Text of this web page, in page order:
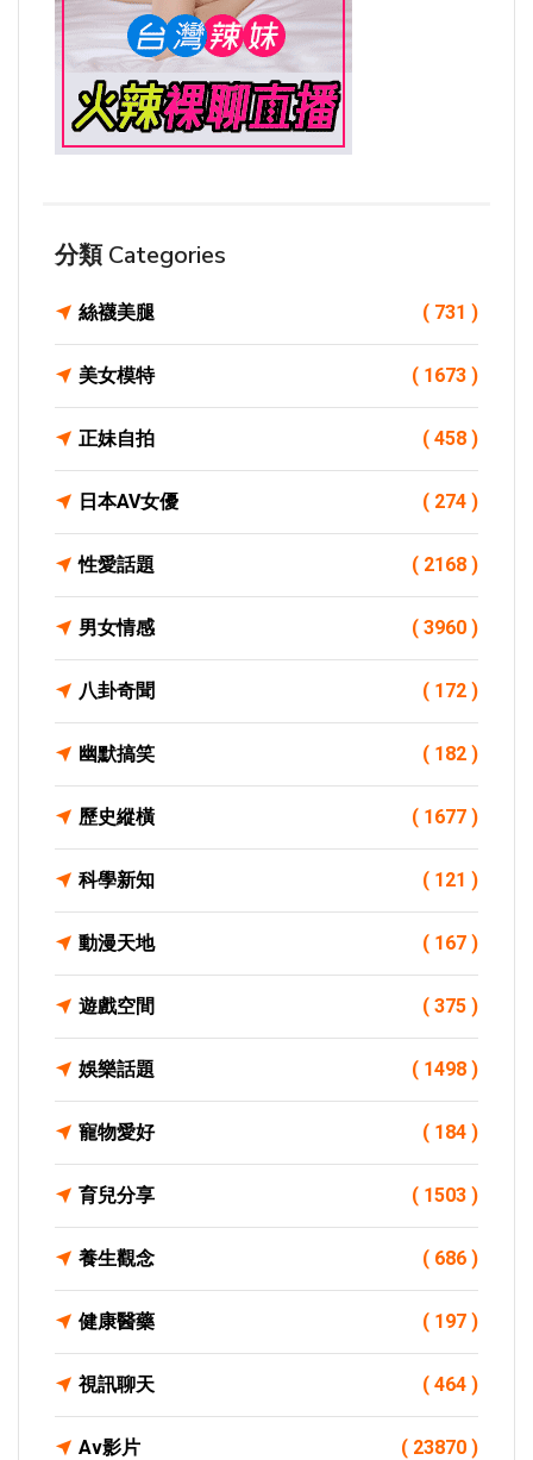
分類 Categories
絲襪美腿 ( 731 )
美女模特 ( 1673 )
正妹自拍 ( 458 )
日本AV女優 ( 274 )
性愛話題 ( 2168 )
男女情感 ( 3960 )
八卦奇聞 ( 172 )
幽默搞笑 ( 182 )
歷史縱橫 ( 1677 )
科學新知 ( 121 )
動漫天地 ( 167 )
遊戲空間 ( 375 )
娛樂話題 ( 1498 )
寵物愛好 ( 184 )
育兒分享 ( 1503 )
養生觀念 ( 686 )
健康醫藥 ( 197 )
視訊聊天 ( 464 )
Av影片 ( 23870 )